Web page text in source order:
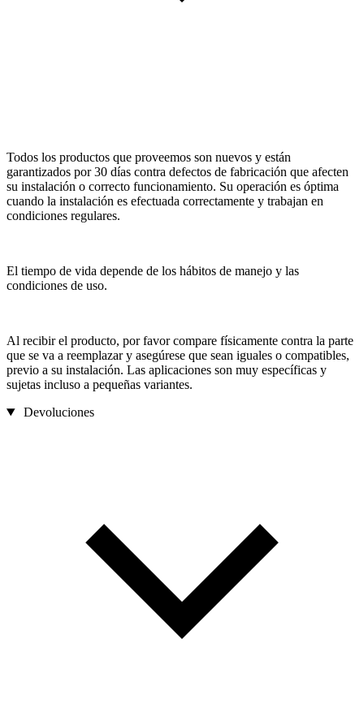
Todos los productos que proveemos son nuevos y están
garantizados por 30 días contra defectos de fabricación que afecten
su instalación o correcto funcionamiento. Su operación es óptima
cuando la instalación es efectuada correctamente y trabajan en
condiciones regulares.
El tiempo de vida depende de los hábitos de manejo y las
condiciones de uso.
Al recibir el producto, por favor compare físicamente contra la parte
que se va a reemplazar y asegúrese que sean iguales o compatibles,
previo a su instalación. Las aplicaciones son muy específicas y
sujetas incluso a pequeñas variantes.
Devoluciones